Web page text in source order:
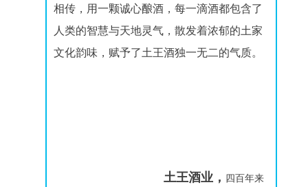
相传，用一颗诚心酿酒，每一滴酒都包含了
人类的智慧与天地灵气，散发着浓郁的土家
文化韵味，赋予了土王酒独一无二的气质。
土王酒业， 四百年来